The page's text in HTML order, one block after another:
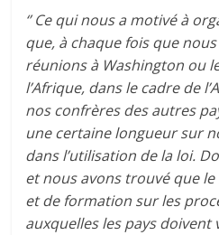
‘’ Ce qui nous a motivé à
que, à chaque fois que
réunions à Washington ou
l’Afrique, dans le cadre de
nos confrères des autres
une certaine longueur sur
dans l’utilisation de la loi.
et nous avons trouvé que
et de formation sur les
auxquelles les pays